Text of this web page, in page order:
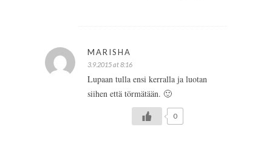
MARISHA
3.9.2015 at 8:16
Lupaan tulla ensi kerralla ja luotan
siihen että törmätään. 🙂
0